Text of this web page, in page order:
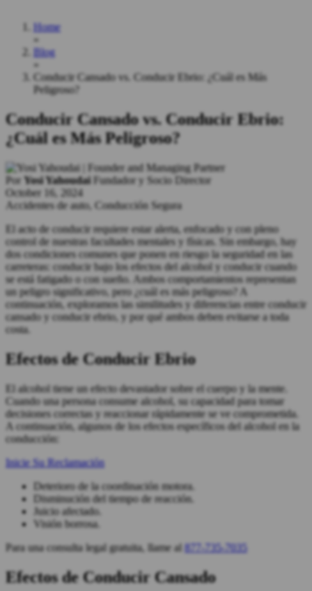
Home
»
Blog
»
Conducir Cansado vs. Conducir Ebrio: ¿Cuál es Más
Peligroso?
Conducir Cansado vs. Conducir Ebrio:
¿Cuál es Más Peligroso?
Por Yosi Yahoudai Fundador y Socio Director
October 16, 2024
Accidentes de auto, Conducción Segura
El acto de conducir requiere estar alerta, enfocado y con pleno
control de nuestras facultades mentales y físicas. Sin embargo, hay
dos condiciones comunes que ponen en riesgo la seguridad en las
carreteras: conducir bajo los efectos del alcohol y conducir cuando
se está fatigado o con sueño. Ambos comportamientos representan
un peligro significativo, pero ¿cuál es más peligroso? A
continuación, exploramos las similitudes y diferencias entre conducir
cansado y conducir ebrio, y por qué ambos deben evitarse a toda
costa.
Efectos de Conducir Ebrio
El alcohol tiene un efecto devastador sobre el cuerpo y la mente.
Cuando una persona consume alcohol, su capacidad para tomar
decisiones correctas y reaccionar rápidamente se ve comprometida.
A continuación, algunos de los efectos específicos del alcohol en la
conducción:
Inicie Su Reclamación
Deterioro de la coordinación motora.
Disminución del tiempo de reacción.
Juicio afectado.
Visión borrosa.
Para una consulta legal gratuita, llame al 877-735-7035
Efectos de Conducir Cansado